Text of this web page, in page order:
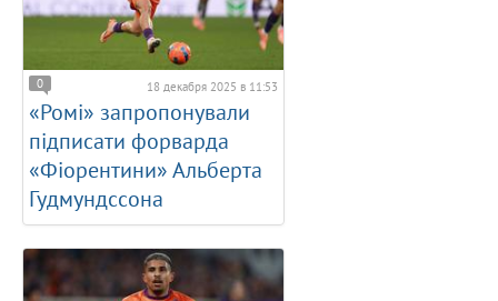
0 18 декабря 2025 в 11:53
«Ромі» запропонували
підписати форварда
«Фіорентини» Альберта
Гудмундссона